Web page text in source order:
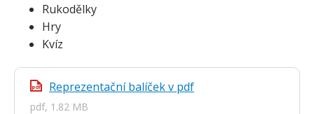
Rukodělky
Hry
Kvíz
pdf Reprezentační balíček v pdf
pdf, 1.82 MB